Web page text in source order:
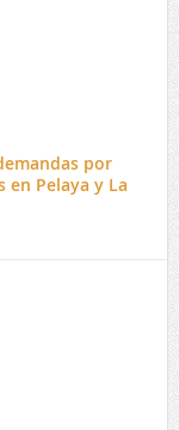
por
en Pelaya y La